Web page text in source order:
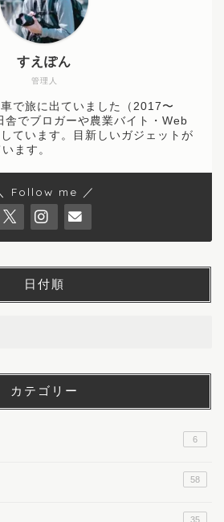
管理人
すえぽん
で旅に出ていました（2017〜
でブロガーや農業バイト・Web
ています。目新しいガジェットが
ます。
Follow me ／
日付順
カテゴリー
6
58
35